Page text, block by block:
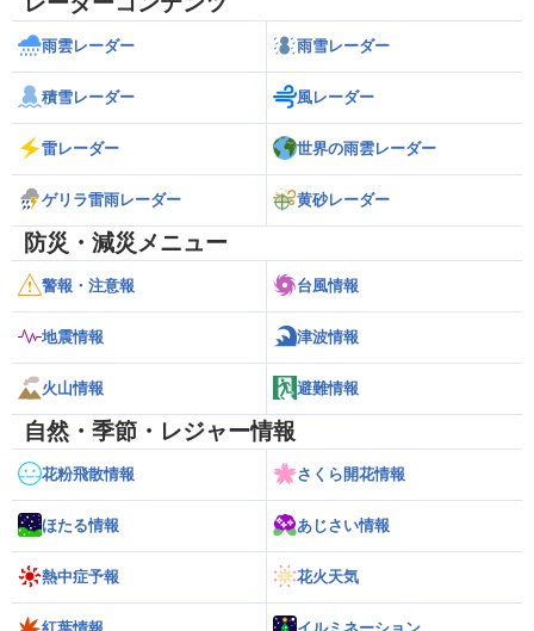
雨雲レーダー 雨雪レーダー
積雪レーダー 風レーダー
雷レーダー 世界の雨雲レーダー
ゲリラ雷雨レーダー 黄砂レーダー
防災・減災メニュー
警報・注意報 台風情報
地震情報 津波情報
火山情報 避難情報
自然・季節・レジャー情報
花粉飛散情報 さくら開花情報
ほたる情報 あじさい情報
熱中症予報 花火天気